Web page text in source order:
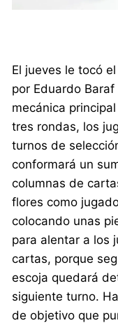
El jueves le tocó
por Eduardo
mecánica
tres rondas, los
turnos de
conformará un
columnas de
flores como
colocando unas
para alentar a los
cartas, porque
escoja quedará
siguiente turno.
de objetivo que